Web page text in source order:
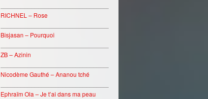
RICHNEL – Rose
Bisjasan – Pourquoi
ZB – Azinin
Nicodème Gauthé – Ananou tché
Ephraïm Ola – Je t’ai dans ma peau